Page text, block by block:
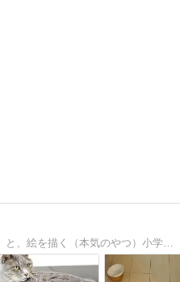
猫（ゴハン、オレオ、ビスコ）と、絵を描く（本気のやつ）小学生の娘、汚部屋住人の夫（時々ミュージシャン）との暮らしを綴るブログ。猫との暮らし、シンプルな暮らし、シンプルインテリア、ガーデニングハンドメイド、育児等。